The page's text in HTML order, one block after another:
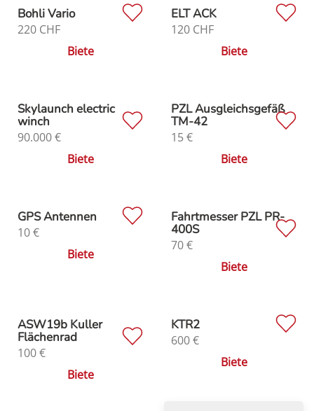
Bohli Vario
220 CHF
Biete
ELT ACK
120 CHF
Biete
Skylaunch electric
winch
90.000€
Biete
PZL Ausgleichsgefäß
TM-42
15€
Biete
GPS Antennen
10€
Biete
Fahrtmesser PZL PR-
400S
70€
Biete
ASW19b Kuller
Flächenrad
100€
Biete
KTR2
600€
Biete